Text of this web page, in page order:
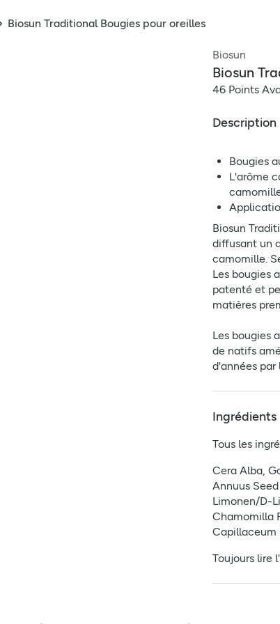
Biosun Traditional Bougies pour oreilles
Biosun
Biosun
46 Points
Description
Bougies
L'arôme
Biosun
diffusant un
camomille.
Les bougies
patenté et
matières
Les bougies
de natifs
d'années
Ingrédients
Tous les
Cera Alba,
Annuus
Limonen/D-
Chamomilla
Capillaceum
Toujours lire